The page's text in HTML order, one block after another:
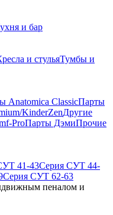
и бар
и стульяТумбы и
Anatomica ClassicПарты
KinderZenДругие
ProПарты ДэмиПрочие
41-43Серия СУТ 44-
Серия СУТ 62-63
пеналом и